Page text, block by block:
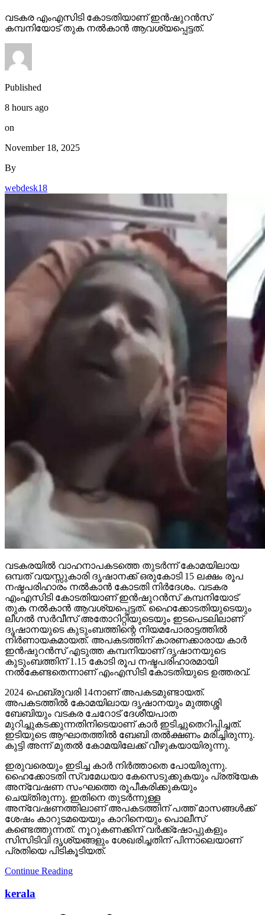
വടകര എംഎസിടി കോടതിയാണ് ഇന്‍ഷുറന്‍സ്
കമ്പനിയോട് തുക നല്‍കാന്‍ ആവശ്യപ്പെട്ടത്.
Published
8 hours ago
on
November 18, 2025
By
webdesk18
വടകരയില്‍ വാഹനാപകടത്തെ തുടര്‍ന്ന് കോമയിലായ
ഒമ്പത് വയസ്സുകാരി ദൃഷാനക്ക് ഒരുകോടി 15 ലക്ഷം രൂപ
നഷ്ടപരിഹാരം നല്‍കാന്‍ കോടതി നിര്‍ദേശം. വടകര
എംഎസിടി കോടതിയാണ് ഇന്‍ഷുറന്‍സ് കമ്പനിയോട്
തുക നല്‍കാന്‍ ആവശ്യപ്പെട്ടത്. ഹൈക്കോടതിയുടെയും
ലീഗല്‍ സര്‍വീസ് അതോറിറ്റിയുടെയും ഇടപെടലിലാണ്
ദൃഷാനയുടെ കുടുംബത്തിന്റെ നിയമപോരാട്ടത്തില്‍
നിര്‍ണായകമായത്. അപകടത്തിന് കാരണക്കാരായ കാര്‍
ഇന്‍ഷുറന്‍സ് എടുത്ത കമ്പനിയാണ് ദൃഷാനയുടെ
കുടുംബത്തിന് 1.15 കോടി രൂപ നഷ്ടപരിഹാരമായി
നല്‍കേണ്ടതെന്നാണ് എംഎസിടി കോടതിയുടെ ഉത്തരവ്.
2024 ഫെബ്രുവരി 14നാണ് അപകടമുണ്ടായത്.
അപകടത്തില്‍ കോമയിലായ ദൃഷാനയും മുത്തശ്ശി
ബേബിയും വടകര ചേറോട് ദേശീയപാത
മുറിച്ചുകടക്കുന്നതിനിടെയാണ് കാര്‍ ഇടിച്ചുതെറിപ്പിച്ചത്.
ഇടിയുടെ ആഘാതത്തില്‍ ബേബി തല്‍ക്ഷണം മരിച്ചിരുന്നു.
കുട്ടി അന്ന് മുതല്‍ കോമയിലേക്ക് വീഴുകയായിരുന്നു.
ഇരുവരെയും ഇടിച്ച കാര്‍ നിര്‍ത്താതെ പോയിരുന്നു.
ഹൈക്കോടതി സ്വമേധയാ കേസെടുക്കുകയും പ്രത്യേക
അന്വേഷണ സംഘത്തെ രൂപീകരിക്കുകയും
ചെയ്തിരുന്നു. ഇതിനെ തുടര്‍ന്നുള്ള
അന്വേഷണത്തിലാണ് അപകടത്തിന് പത്ത് മാസങ്ങള്‍ക്ക്
ശേഷം കാറുടമയെയും കാറിനെയും പൊലീസ്
കണ്ടെത്തുന്നത്. നൂറുകണക്കിന് വര്‍ക്ക്‌ഷോപ്പുകളും
സിസിടിവി ദൃശ്യങ്ങളും ശേഖരിച്ചതിന് പിന്നാലെയാണ്
പ്രതിയെ പിടികൂടിയത്.
Continue Reading
kerala